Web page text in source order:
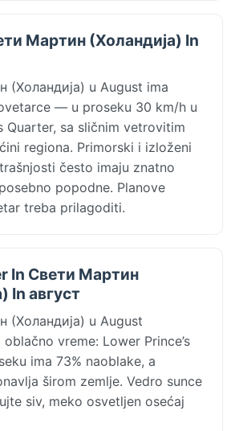
Мартин (Холандија) In
(Холандија) u August ima
— u proseku 30 km/h u
Quarter, sa sličnim vetrovitim
regiona. Primorski i izloženi
često imaju znatno
popodne. Planove
treba prilagoditi.
In Свети Мартин
In август
(Холандија) u August
vreme: Lower Prince’s
ima 73% naoblake, a
širom zemlje. Vedro sunce
siv, meko osvetljen osećaj